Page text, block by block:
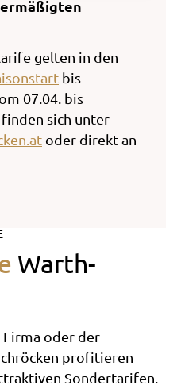
gelten in den
bis
07.04. bis
sich unter
oder direkt an
Warth-
oder der
profitieren
Sondertarifen.